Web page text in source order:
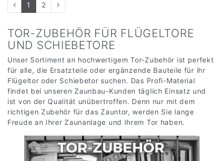
1 2
TOR-ZUBEHÖR FÜR FLÜGELTORE
UND SCHIEBETORE
Unser Sortiment an hochwertigem Tor-Zubehör ist perfekt
für alle, die Ersatzteile oder ergänzende Bauteile für ihr
Flügeltor oder Schiebetor suchen. Das Profi-Material
findet bei unseren Zaunbau-Kunden täglich Einsatz und
ist von der Qualität unübertroffen. Denn nur mit dem
richtigen Zubehör für das Zauntor, werden Sie lange
Freude an Ihrer Zaunanlage und Ihrem Tor haben.